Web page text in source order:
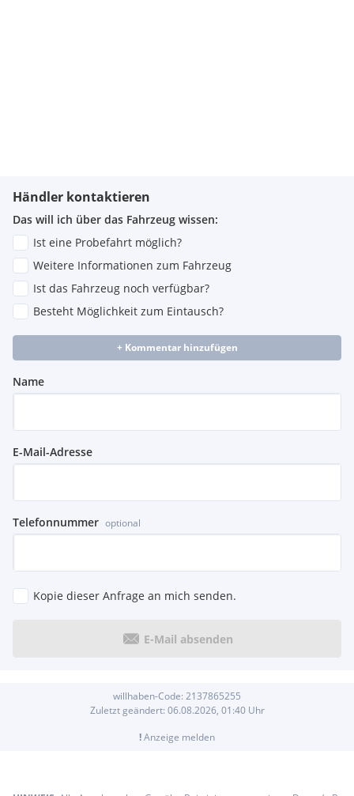
Händler kontaktieren
Das will ich über das Fahrzeug wissen:
Ist eine Probefahrt möglich?
Weitere Informationen zum Fahrzeug
Ist das Fahrzeug noch verfügbar?
Besteht Möglichkeit zum Eintausch?
+ Kommentar hinzufügen
Name
E-Mail-Adresse
Telefonnummer optional
Kopie dieser Anfrage an mich senden.
E-Mail absenden
willhaben-Code: 2137865255
Zuletzt geändert: 06.08.2026, 01:40Uhr
!Anzeige melden